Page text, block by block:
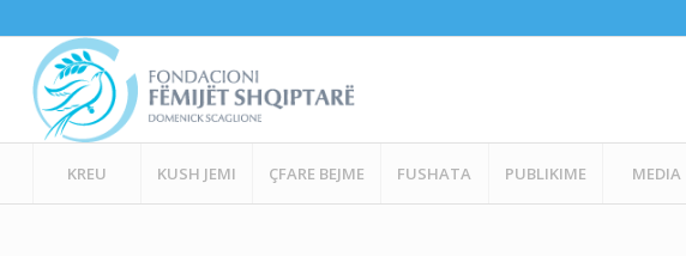
KREU KUSH JEMI ÇFARE BEJME FUSHATA PUBLIKIME MEDIA